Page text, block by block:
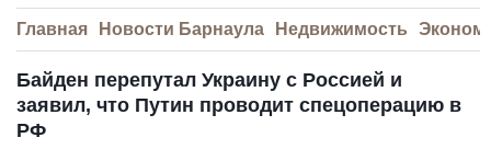
Главная Новости Барнаула Недвижимость
Байден перепутал Украину с Россией и
заявил, что Путин проводит спецоперацию в
РФ